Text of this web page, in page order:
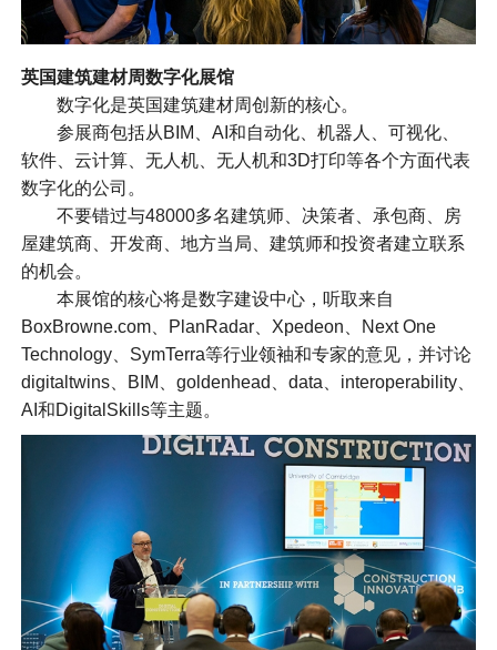
英国建筑建材周数字化展馆
数字化是英国建筑建材周创新的核心。
参展商包括从BIM、AI和自动化、机器人、可视化、
软件、云计算、无人机、无人机和3D打印等各个方面代表
数字化的公司。
不要错过与48000多名建筑师、决策者、承包商、房
屋建筑商、开发商、地方当局、建筑师和投资者建立联系
的机会。
本展馆的核心将是数字建设中心，听取来自
BoxBrowne.com、PlanRadar、Xpedeon、Next One
Technology、SymTerra等行业领袖和专家的意见，并讨论
digitaltwins、BIM、goldenhead、data、interoperability、
AI和DigitalSkills等主题。